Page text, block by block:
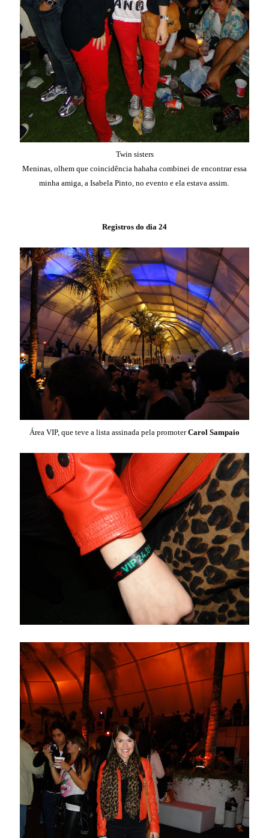
Twin sisters
Meninas, olhem que coincidência hahaha combinei de encontrar essa
minha amiga, a Isabela Pinto, no evento e ela estava assim.
Registros do dia 24
Área VIP, que teve a lista assinada pela promoterCarol Sampaio